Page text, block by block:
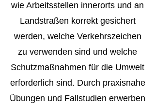
wie Arbeitsstellen innerorts und an
Landstraßen korrekt gesichert
werden, welche Verkehrszeichen
zu verwenden sind und welche
Schutzmaßnahmen für die Umwelt
erforderlich sind. Durch praxisnahe
Übungen und Fallstudien erwerben